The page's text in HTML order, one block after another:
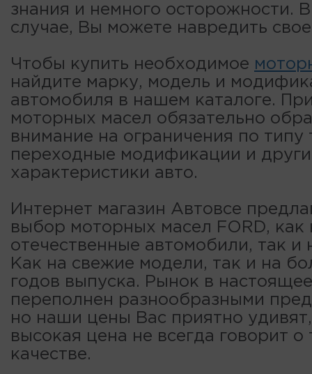
знания и немного осторожности.
случае, Вы можете навредить
Чтобы купить необходимое
найдите марку, модель и
автомобиля в нашем каталоге.
моторных масел обязательно
внимание на ограничения по типу
переходные модификации и
характеристики авто.
Интернет магазин Автовсе
выбор моторных масел FORD, как
отечественные автомобили, так и
Как на свежие модели, так и на
годов выпуска. Рынок в
переполнен разнообразными
но наши цены Вас приятно
высокая цена не всегда говорит
качестве.